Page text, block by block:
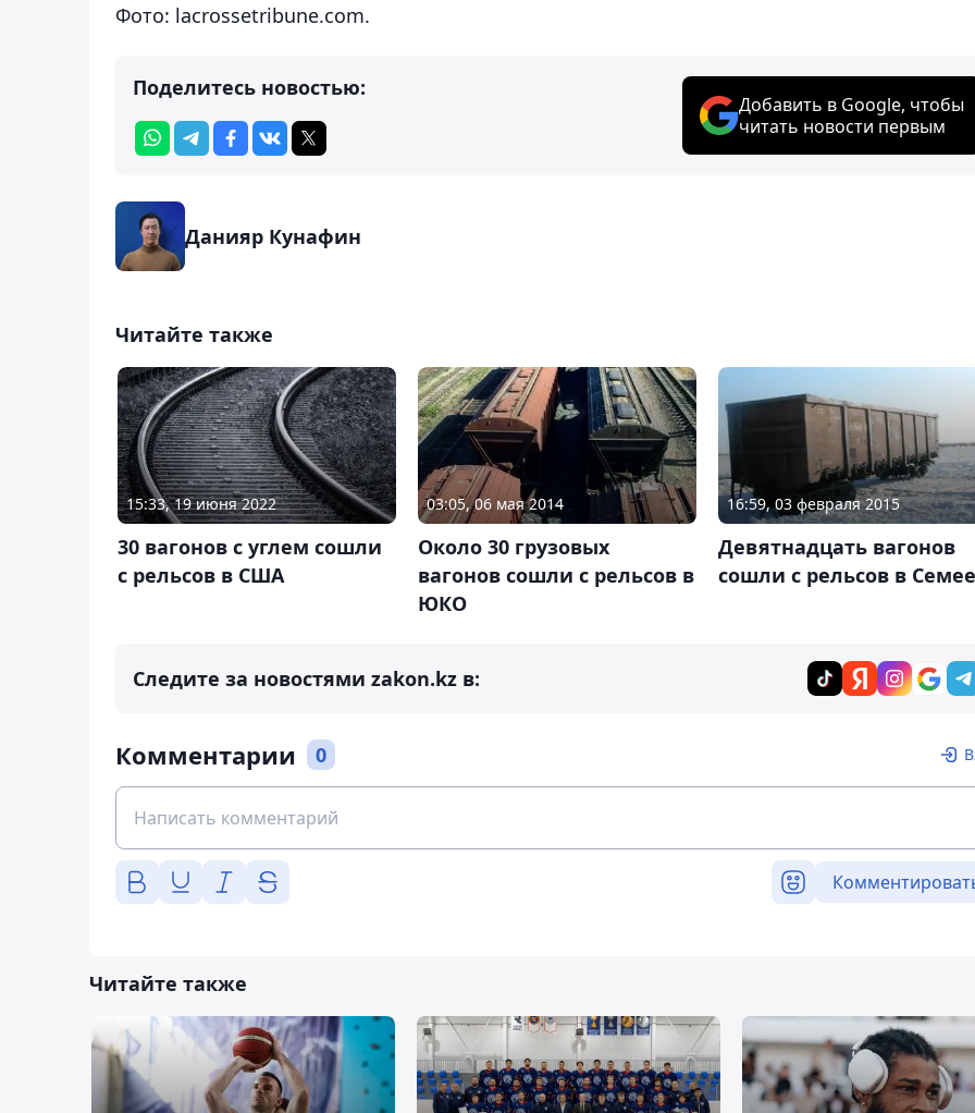
Фото: lacrossetribune.com.
Поделитесь новостью:
Добавить в Google, чтобы
читать новости первым
Данияр Кунафин
Читайте также
15:33, 19 июня 2022
30 вагонов с углем сошли
с рельсов в США
03:05, 06 мая 2014
Около 30 грузовых
вагонов сошли с рельсов в
ЮКО
16:59, 03 февраля 2015
Девятнадцать вагонов
сошли с рельсов в Семее
Следите за новостями zakon.kz в:
Комментарии 0
Читайте также